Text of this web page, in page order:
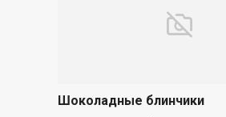
Шоколадные блинчики